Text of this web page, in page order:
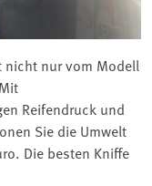
nicht nur vom Modell
Reifendruck und
Sie die Umwelt
Die besten Kniffe